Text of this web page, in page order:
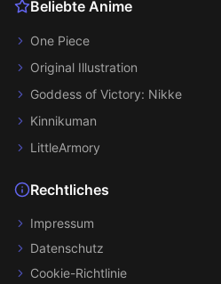
Beliebte Anime
One Piece
Original Illustration
Goddess of Victory: Nikke
Kinnikuman
LittleArmory
Rechtliches
Impressum
Datenschutz
Cookie-Richtlinie